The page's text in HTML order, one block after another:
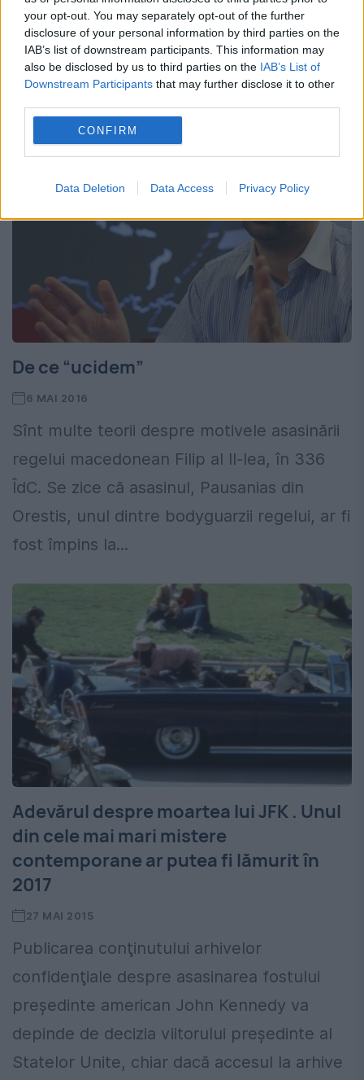
your opt-out. You may separately opt-out of the further
disclosure of your personal information by third parties on the
IAB’s list of downstream participants. This information may
also be disclosed by us to third parties on the IAB’s List of
Downstream Participants that may further disclose it to other
CONFIRM
Data Deletion Data Access Privacy Policy
Fitzgerald Kennedy în 1963 vor fi
declasificate pe 26 octombrie Mai sunt
câteva ore până când Arhivele Naționale
De ce “ucidem”
6 MAI 2016
Sînt multe teorii despre motivele asasinării
regelui macedonean Filip al II-lea, în 336
ÎdC. Se zice că asasinul, Pausanias din
Orestis, unul dintre bodyguarzii regelui, ar fi
fost împins la...
Adevărul despre moartea lui JFK . Unul
din cele mai mari mistere
contemporane ar putea fi lămurit în
2017
27 MAI 2015
Publicarea conţinutului arhivelor
confidenţiale despre asasinarea fostului
preşedinte american John Kennedy va
depinde de decizia viitorului preşedinte al
Statelor Unite, chiar dacă accesul la arhive